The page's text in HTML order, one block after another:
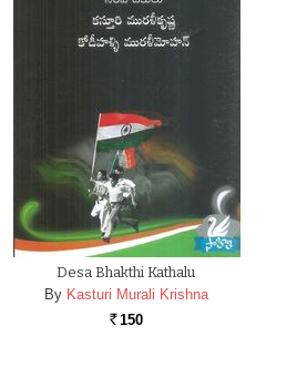
Desa Bhakthi Kathalu
By Kasturi Murali Krishna
Rs. 150